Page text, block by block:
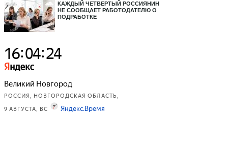
КАЖДЫЙ ЧЕТВЕРТЫЙ РОССИЯНИН
НЕ СООБЩАЕТ РАБОТОДАТЕЛЮ О
ПОДРАБОТКЕ